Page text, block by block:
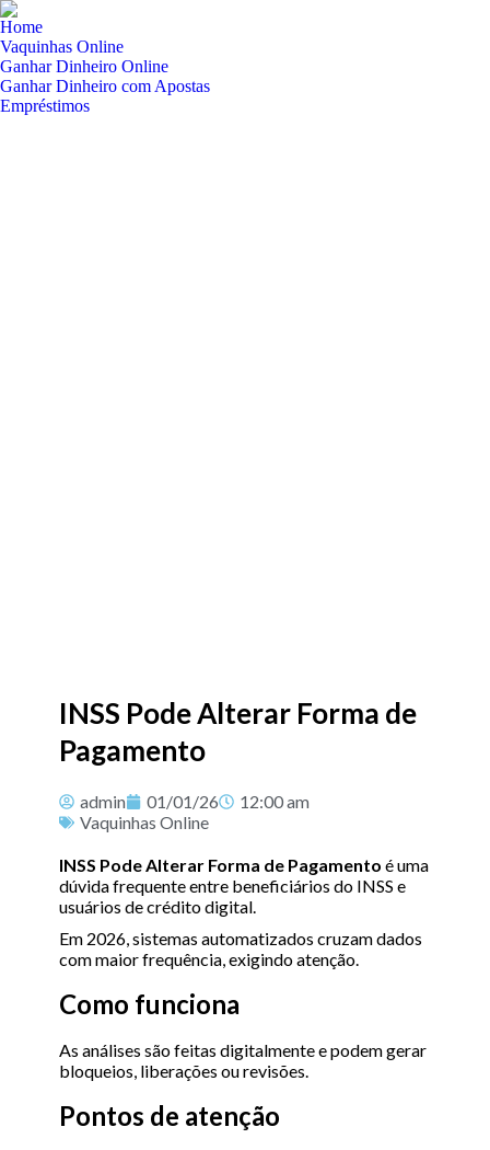
Home
Vaquinhas Online
Ganhar Dinheiro Online
Ganhar Dinheiro com Apostas
Empréstimos
INSS Pode Alterar Forma de
Pagamento
admin 01/01/26
12:00 am
Vaquinhas Online
INSS Pode Alterar Forma de Pagamento é uma
dúvida frequente entre beneficiários do INSS e
usuários de crédito digital.
Em 2026, sistemas automatizados cruzam dados
com maior frequência, exigindo atenção.
Como funciona
As análises são feitas digitalmente e podem gerar
bloqueios, liberações ou revisões.
Pontos de atenção